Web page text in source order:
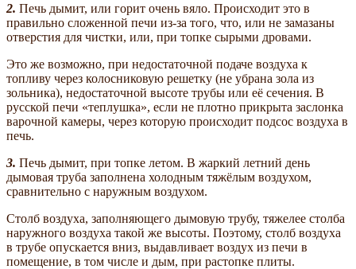
2. Печь дымит, или горит очень вяло. Происходит это в
правильно сложенной печи из-за того, что, или не замазаны
отверстия для чистки, или, при топке сырыми дровами.
Это же возможно, при недостаточной подаче воздуха к
топливу через колосниковую решетку (не убрана зола из
зольника), недостаточной высоте трубы или её сечения. В
русской печи «теплушка», если не плотно прикрыта заслонка
варочной камеры, через которую происходит подсос воздуха в
печь.
3. Печь дымит, при топке летом. В жаркий летний день
дымовая труба заполнена холодным тяжёлым воздухом,
сравнительно с наружным воздухом.
Столб воздуха, заполняющего дымовую трубу, тяжелее столба
наружного воздуха такой же высоты. Поэтому, столб воздуха
в трубе опускается вниз, выдавливает воздух из печи в
помещение, в том числе и дым, при растопке плиты.